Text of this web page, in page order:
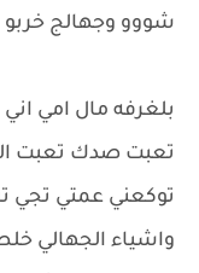
شووو وجهالج
بلغرفه مال امي
تعبت صدك تعبت
توكعني عمتي تجي
واشياء الجهالي